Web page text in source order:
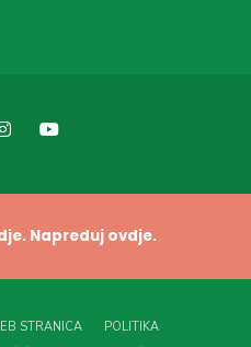
Napreduj ovdje.
STRANICA
POLITIKA